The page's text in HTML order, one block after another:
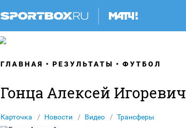
ГЛАВНАЯ РЕЗУЛЬТАТЫ ФУТБОЛ
Гонца Алексей Игоревич
Карточка Новости Видео Трансферы